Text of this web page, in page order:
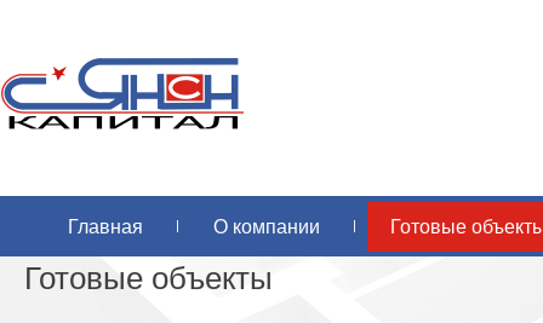
Главная О компании Готовые
Готовые объекты